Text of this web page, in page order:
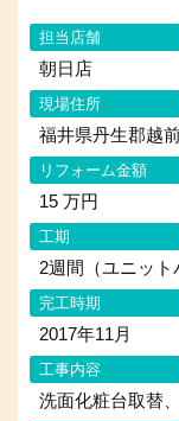
担当店舗
朝日店
現場住所
福井県丹生郡越
リフォーム金額
15 万円
工期
2週間（ユニット
完工時期
2017年11月
工事内容
洗面化粧台取替